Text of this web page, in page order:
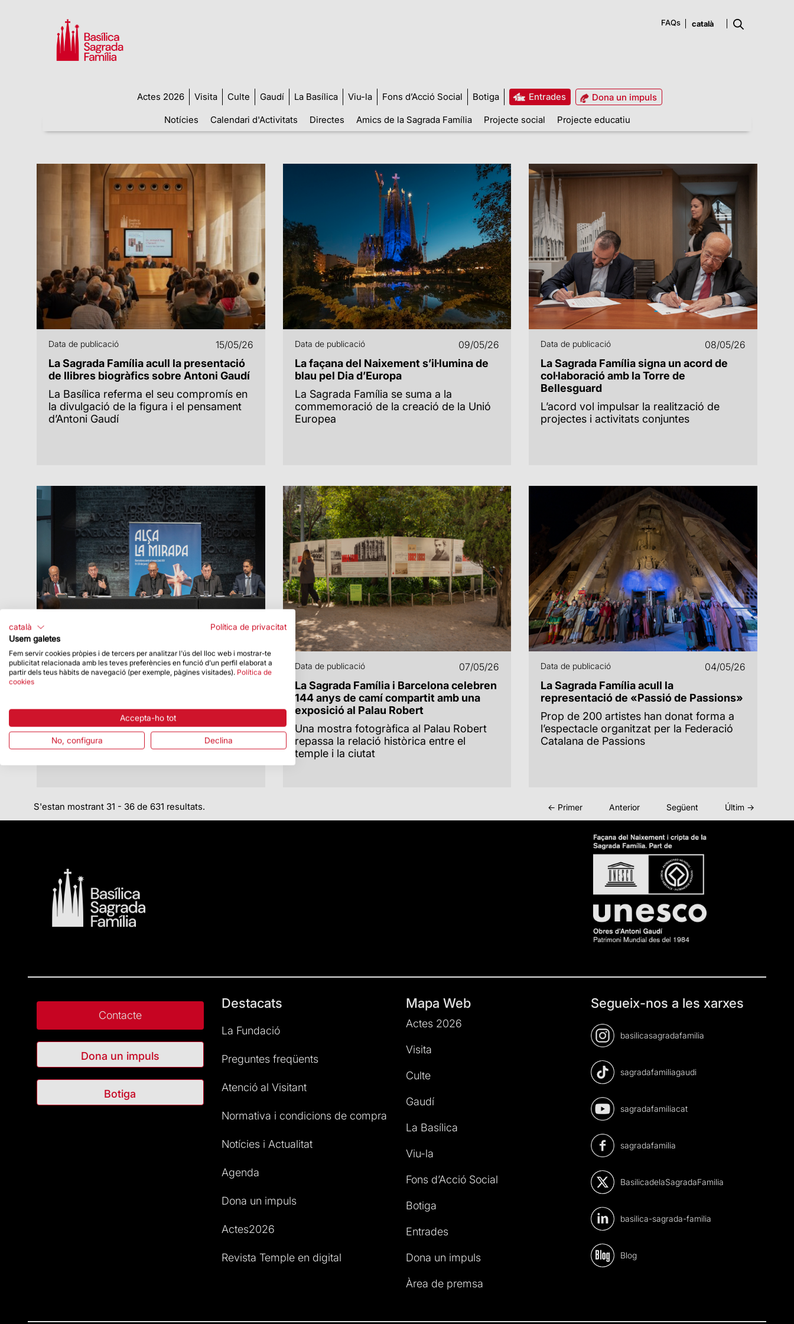
FAQs
Actes 2026 Visita Culte Gaudí La Basílica Viu-la Fons d’Acció Social Botiga Entrades
Dona un impuls
Notícies
Calendari d'Activitats Directes Amics de la Sagrada Família Projecte social Projecte educatiu
Data de publicació 15/05/26
La Sagrada Família acull la presentació
de llibres biogràfics sobre Antoni Gaudí
La Basílica referma el seu compromís en
la divulgació de la figura i el pensament
d’Antoni Gaudí
Data de publicació 09/05/26
La façana del Naixement s’il·lumina de
blau pel Dia d’Europa
La Sagrada Família se suma a la
commemoració de la creació de la Unió
Europea
Data de publicació 08/05/26
La Sagrada Família signa un acord de
col·laboració amb la Torre de
Bellesguard
L’acord vol impulsar la realització de
projectes i activitats conjuntes
Data de publicació 07/05/26
Jesucrist
El Vaticà ha fet oficial l’agenda del viatge
apostòlic a Catalunya
Data de publicació 07/05/26
La Sagrada Família i Barcelona celebren
144 anys de camí compartit amb una
exposició al Palau Robert
Una mostra fotogràfica al Palau Robert
repassa la relació històrica entre el
temple i la ciutat
Data de publicació 04/05/26
La Sagrada Família acull la
representació de «Passió de Passions»
Prop de 200 artistes han donat forma a
l’espectacle organitzat per la Federació
Catalana de Passions
S'estan mostrant 31 - 36 de 631 resultats. ← Primer Anterior Següent Últim →
Contacte
Dona un impuls
Botiga
Destacats
La Fundació
Preguntes freqüents
Atenció al Visitant
Normativa i condicions de compra
Notícies i Actualitat
Agenda
Dona un impuls
Actes2026
Revista Temple en digital
Mapa Web
Actes 2026
Visita
Culte
Gaudí
La Basílica
Viu-la
Fons d’Acció Social
Botiga
Entrades
Dona un impuls
Àrea de premsa
Segueix-nos a les xarxes
basilicasagradafamilia
sagradafamiliagaudi
sagradafamiliacat
sagradafamilia
BasilicadelaSagradaFamilia
basilica-sagrada-familia
Blog
català
Política de privacitat
Usem galetes
Fem servir cookies pròpies i de tercers per analitzar l'ús del lloc web i mostrar-te
publicitat relacionada amb les teves preferències en funció d'un perfil elaborat a
partir dels teus hàbits de navegació (per exemple, pàgines visitades). Política de
cookies
Accepta-ho tot
No, configura Declina